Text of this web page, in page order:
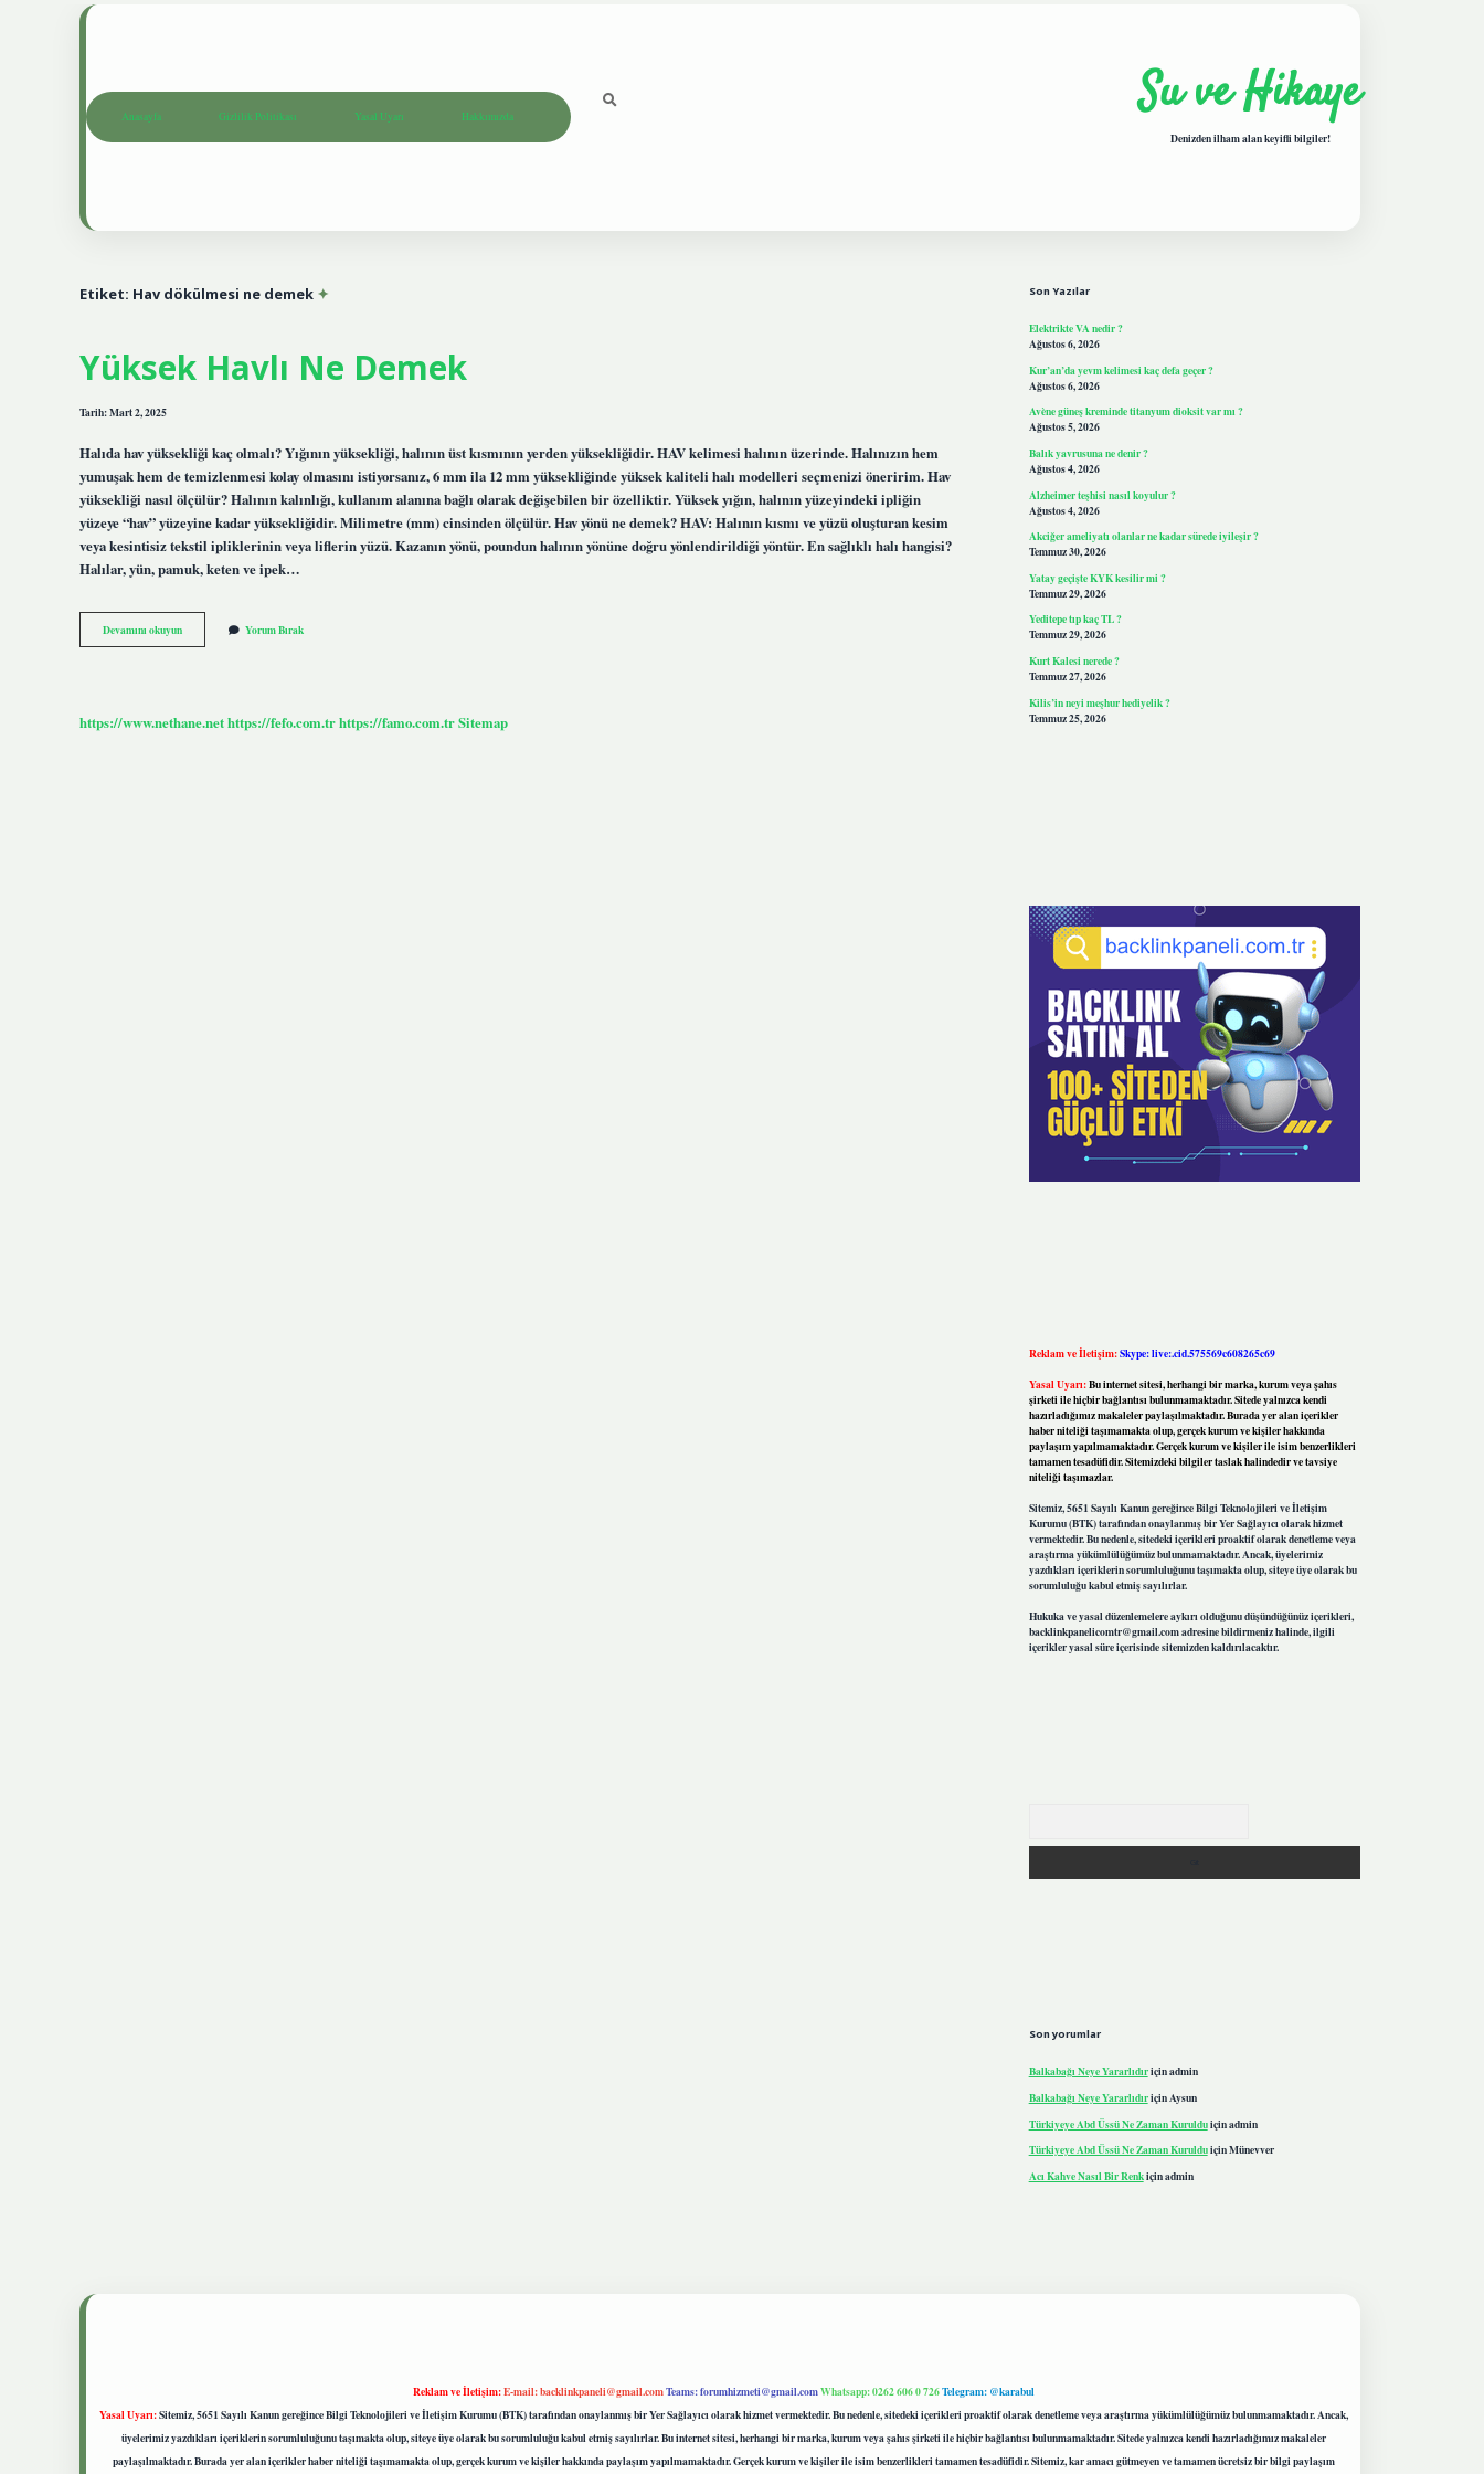
Anasayfa Gizlilik Politikası Yasal Uyarı Hakkımızda Su ve Hikaye
Denizden ilham alan keyifli bilgiler!
Etiket: Hav dökülmesi ne demek
Yüksek Havlı Ne Demek
Tarih: Mart 2, 2025
Halıda hav yüksekliği kaç olmalı? Yığının yüksekliği, halının üst kısmının yerden yüksekliğidir. HAV kelimesi halının üzerinde. Halınızın hem
yumuşak hem de temizlenmesi kolay olmasını istiyorsanız, 6 mm ila 12 mm yüksekliğinde yüksek kaliteli halı modelleri seçmenizi öneririm. Hav
yüksekliği nasıl ölçülür? Halının kalınlığı, kullanım alanına bağlı olarak değişebilen bir özelliktir. Yüksek yığın, halının yüzeyindeki ipliğin
yüzeye “hav” yüzeyine kadar yüksekliğidir. Milimetre (mm) cinsinden ölçülür. Hav yönü ne demek? HAV: Halının kısmı ve yüzü oluşturan kesim
veya kesintisiz tekstil ipliklerinin veya liflerin yüzü. Kazanın yönü, poundun halının yönüne doğru yönlendirildiği yöntür. En sağlıklı halı hangisi?
Halılar, yün, pamuk, keten ve ipek…
Devamını okuyunYüksek
Havlı
Yorum Bırak
https://www.nethane.nethttps://fefo.com.trhttps://famo.com.trSitemap
Son Yazılar
Elektrikte VA nedir ?
Ağustos 6, 2026
Kur’an’da yevm kelimesi kaç defa geçer ?
Ağustos 6, 2026
Avène güneş kreminde titanyum dioksit var mı ?
Ağustos 5, 2026
Balık yavrusuna ne denir ?
Ağustos 4, 2026
Alzheimer teşhisi nasıl koyulur ?
Ağustos 4, 2026
Akciğer ameliyatı olanlar ne kadar sürede iyileşir ?
Temmuz 30, 2026
Yatay geçişte KYK kesilir mi ?
Temmuz 29, 2026
Yeditepe tıp kaç TL ?
Temmuz 29, 2026
Kurt Kalesi nerede ?
Temmuz 27, 2026
Kilis’in neyi meşhur hediyelik ?
Temmuz 25, 2026
Reklam ve İletişim:Skype: live:.cid.575569c608265c69
Yasal Uyarı:Bu internet sitesi, herhangi bir marka, kurum veya şahıs
şirketi ile hiçbir bağlantısı bulunmamaktadır. Sitede yalnızca kendi
hazırladığımız makaleler paylaşılmaktadır. Burada yer alan içerikler
haber niteliği taşımamakta olup, gerçek kurum ve kişiler hakkında
paylaşım yapılmamaktadır. Gerçek kurum ve kişiler ile isim benzerlikleri
tamamen tesadüfidir. Sitemizdeki bilgiler taslak halindedir ve tavsiye
niteliği taşımazlar.
Sitemiz, 5651 Sayılı Kanun gereğince Bilgi Teknolojileri ve İletişim
Kurumu (BTK) tarafından onaylanmış bir Yer Sağlayıcı olarak hizmet
vermektedir. Bu nedenle, sitedeki içerikleri proaktif olarak denetleme veya
araştırma yükümlülüğümüz bulunmamaktadır. Ancak, üyelerimiz
yazdıkları içeriklerin sorumluluğunu taşımakta olup, siteye üye olarak bu
sorumluluğu kabul etmiş sayılırlar.
Hukuka ve yasal düzenlemelere aykırı olduğunu düşündüğünüz içerikleri,
backlinkpanelicomtr@gmail.comadresine bildirmeniz halinde, ilgili
içerikler yasal süre içerisinde sitemizden kaldırılacaktır.
Son yorumlar
Balkabağı Neye Yararlıdıriçinadmin
Balkabağı Neye YararlıdıriçinAysun
Türkiyeye Abd Üssü Ne Zaman Kurulduiçinadmin
Türkiyeye Abd Üssü Ne Zaman KurulduiçinMünevver
Acı Kahve Nasıl Bir Renkiçinadmin
Reklam ve İletişim:E-mail:backlinkpaneli@gmail.comTeams:forumhizmeti@gmail.comWhatsapp: 0262 606 0 726Telegram: @karabul
Yasal Uyarı:Sitemiz, 5651 Sayılı Kanun gereğince Bilgi Teknolojileri ve İletişim Kurumu (BTK) tarafından onaylanmış bir Yer Sağlayıcı olarak hizmet vermektedir. Bu nedenle, sitedeki içerikleri proaktif olarak denetleme veya araştırma yükümlülüğümüz bulunmamaktadır. Ancak,
üyelerimiz yazdıkları içeriklerin sorumluluğunu taşımakta olup, siteye üye olarak bu sorumluluğu kabul etmiş sayılırlar. Bu internet sitesi, herhangi bir marka, kurum veya şahıs şirketi ile hiçbir bağlantısı bulunmamaktadır. Sitede yalnızca kendi hazırladığımız makaleler
paylaşılmaktadır. Burada yer alan içerikler haber niteliği taşımamakta olup, gerçek kurum ve kişiler hakkında paylaşım yapılmamaktadır. Gerçek kurum ve kişiler ile isim benzerlikleri tamamen tesadüfidir. Sitemiz, kar amacı gütmeyen ve tamamen ücretsiz bir bilgi paylaşım